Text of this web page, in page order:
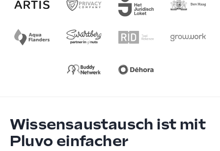
Wissensaustausch ist mit
Pluvo einfacher